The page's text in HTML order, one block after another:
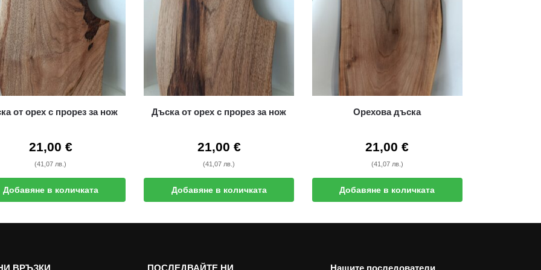
от орех с прорез за нож
21,00 €
(41,07 лв.)
Добавяне в количката
Дъска от орех с прорез за нож
21,00 €
(41,07 лв.)
Добавяне в количката
Орехова дъска
21,00€
(41,07 лв.)
Добавяне в количката
ВРЪЗКИ ПОСЛЕДВАЙТЕ НИ Нашите последователи